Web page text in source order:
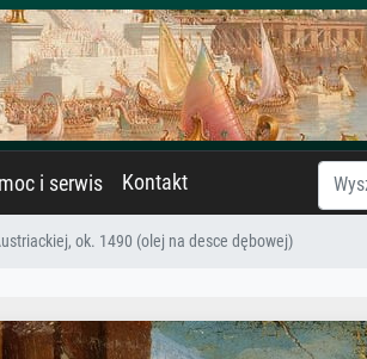
i serwis Kontakt
ok. 1490 (olej na desce dębowej)